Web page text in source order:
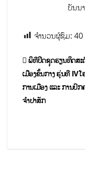
ບັນນ
ຈຳນວນຜູ້ຊົມ: 40
ພິທີປິດຊຸດຮຽນທິດສະ
ເມືອງຂັ້ນກາງ ຮຸ່ນທີ IVໂ
ການເມືອງ ແລະ ການປົກ
ຈຳປາສັກ